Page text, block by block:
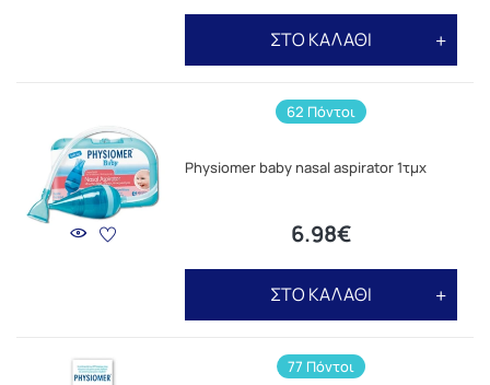
ΣΤΟ ΚΑΛΑΘΙ
62 Πόντοι
Physiomer baby nasal aspirator 1τμχ
6.98€
ΣΤΟ ΚΑΛΑΘΙ
77 Πόντοι